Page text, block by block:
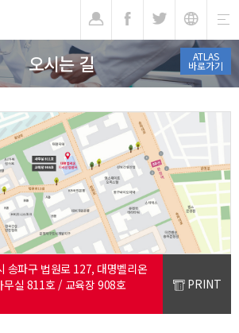
ATLAS
바로가기
오시는 길
송파구 법원로 127, 대명벨리온
실 811호 / 교육장 908호
PRINT